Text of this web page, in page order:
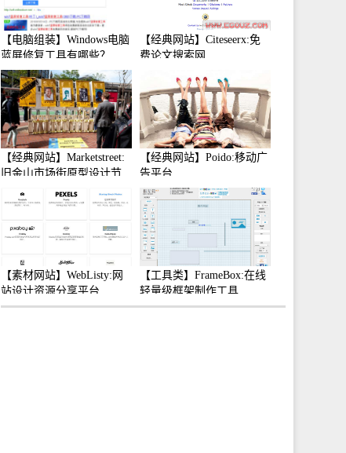
【电脑组装】Windows电脑
蓝屏修复工具有哪些？
【经典网站】Citeseerx:免
费论文搜索网
【经典网站】Marketstreet:
旧金山市场街原型设计节
【经典网站】Poido:移动广
告平台
【素材网站】WebListy:网
站设计资源分享平台
【工具类】FrameBox:在线
轻量级框架制作工具